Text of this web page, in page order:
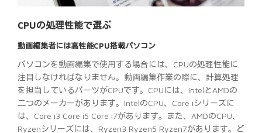
CPUの処理性能で選ぶ
動画編集者には高性能CPU搭載パソコン
パソコンを動画編集で使用する場合には、CPUの処理性能に
注目しなければなりません。動画編集作業の際に、計算処理
を担当しているパーツがCPUです。CPUには、IntelとAMDの
二つのメーカーがあります。IntelのCPU、Core iシリーズに
は、Core i3 Core i5 Core i7があります。また、AMDのCPU、
Ryzenシリーズには、Ryzen3 Ryzen5 Ryzen7があります。ど